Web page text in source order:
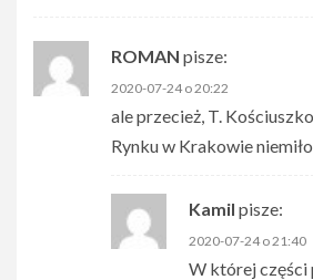
ROMAN pisze:
2020-07-24 o 20:22
ale przecież, T.
Rynku w Krakowie
Kamil pisze:
2020-07-24 o 21:40
W której części